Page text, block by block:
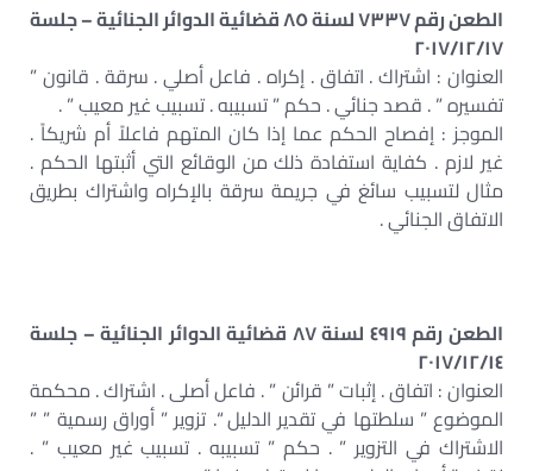
الطعن رقم ٧٣٣٧ لسنة ٨٥ قضائية الدوائر الجنائية – جلسة
٢٠١٧/١٢/١٧
العنوان : اشتراك . اتفاق . إكراه . فاعل أصلي . سرقة . قانون ”
تفسيره ” . قصد جنائي . حكم ” تسبيبه . تسبيب غير معيب ” .
الموجز : إفصاح الحكم عما إذا كان المتهم فاعلاً أم شريكاً .
غير لازم . كفاية استفادة ذلك من الوقائع التي أثبتها الحكم .
مثال لتسبيب سائغ في جريمة سرقة بالإكراه واشتراك بطريق
الاتفاق الجنائي .
الطعن رقم ٤٩١٩ لسنة ٨٧ قضائية الدوائر الجنائية – جلسة
٢٠١٧/١٢/١٤
العنوان : اتفاق . إثبات ” قرائن ” . فاعل أصلى . اشتراك . محكمة
الموضوع ” سلطتها في تقدير الدليل “. تزوير ” أوراق رسمية ” ”
الاشتراك في التزوير ” . حكم ” تسبيبه . تسبيب غير معيب ” .